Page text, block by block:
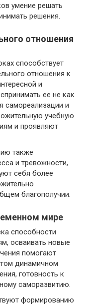
умение решать
решения.
отношения
способствует
отношения к
и
ее не как
самореализации и
учебную
и проявляют
также
и тревожности,
себя более
благополучии.
мире
способности
осваивать новые
помогают
динамичном
готовность к
саморазвитию.
формированию